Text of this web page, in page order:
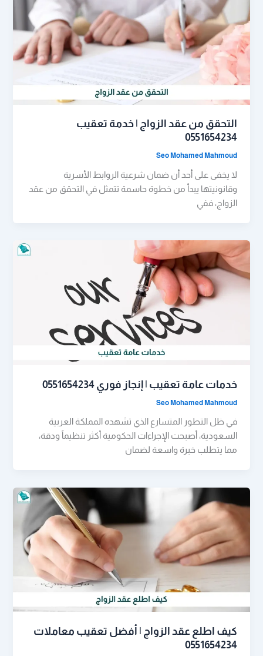
التحقق من عقد الزواج | خدمة تعقيب
0551654234
Seo Mohamed Mahmoud
لا يخفى على أحد أن ضمان شرعية الروابط الأسرية
وقانونيتها يبدأ من خطوة حاسمة تتمثل في التحقق من عقد
الزواج، ففي
خدمات عامة تعقيب | إنجاز فوري 0551654234
Seo Mohamed Mahmoud
في ظل التطور المتسارع الذي تشهده المملكة العربية
السعودية، أصبحت الإجراءات الحكومية أكثر تنظيماً ودقة،
مما يتطلب خبرة واسعة لضمان
كيف اطلع عقد الزواج | أفضل تعقيب معاملات
0551654234